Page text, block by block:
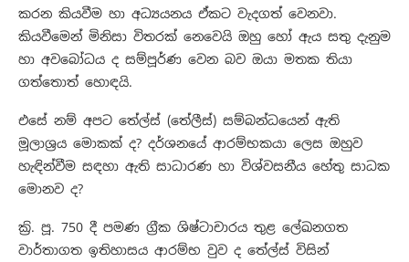
කරන කියවීම හා අධ්‍යයනය ඒකට වැදගත් වෙනවා.
කියවීමෙන් මිනිසා විතරක් නෙවෙයි ඔහු හෝ ඇය සතු දැනුම
හා අවබෝධය ද සම්පූර්ණ වෙන බව ඔයා මතක තියා
ගත්තොත් හොඳයි.
එසේ නම් අපට තේල්ස් (තේලීස්) සම්බන්ධයෙන් ඇති
මූලාශ්‍රය මොකක් ද? දර්ශනයේ ආරම්භකයා ලෙස ඔහුව
හැඳින්වීම සඳහා ඇති සාධාරණ හා විශ්වසනීය හේතු සාධක
මොනව ද?
ක්‍රි. පූ. 750 දී පමණ ග්‍රීක ශිෂ්ටාචාරය තුළ ලේඛනගත
වාර්තාගත ඉතිහාසය ආරම්භ වුව ද තේල්ස් විසින්